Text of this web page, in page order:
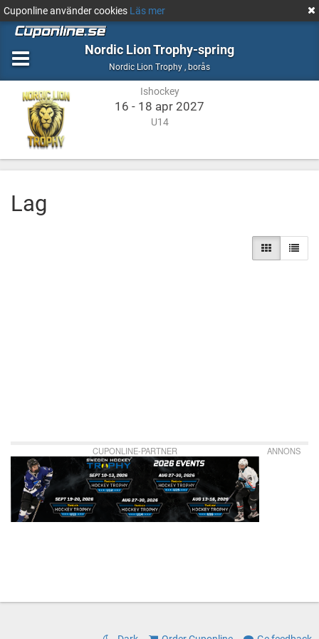
Cuponline använder cookies Läs mer
Nordic Lion Trophy-spring
Nordic Lion Trophy , Ishockey
boråsborås
Ishockey
16 - 18 apr 2027
U14
Lag
CUPONLINE-PARTNER ANNONS